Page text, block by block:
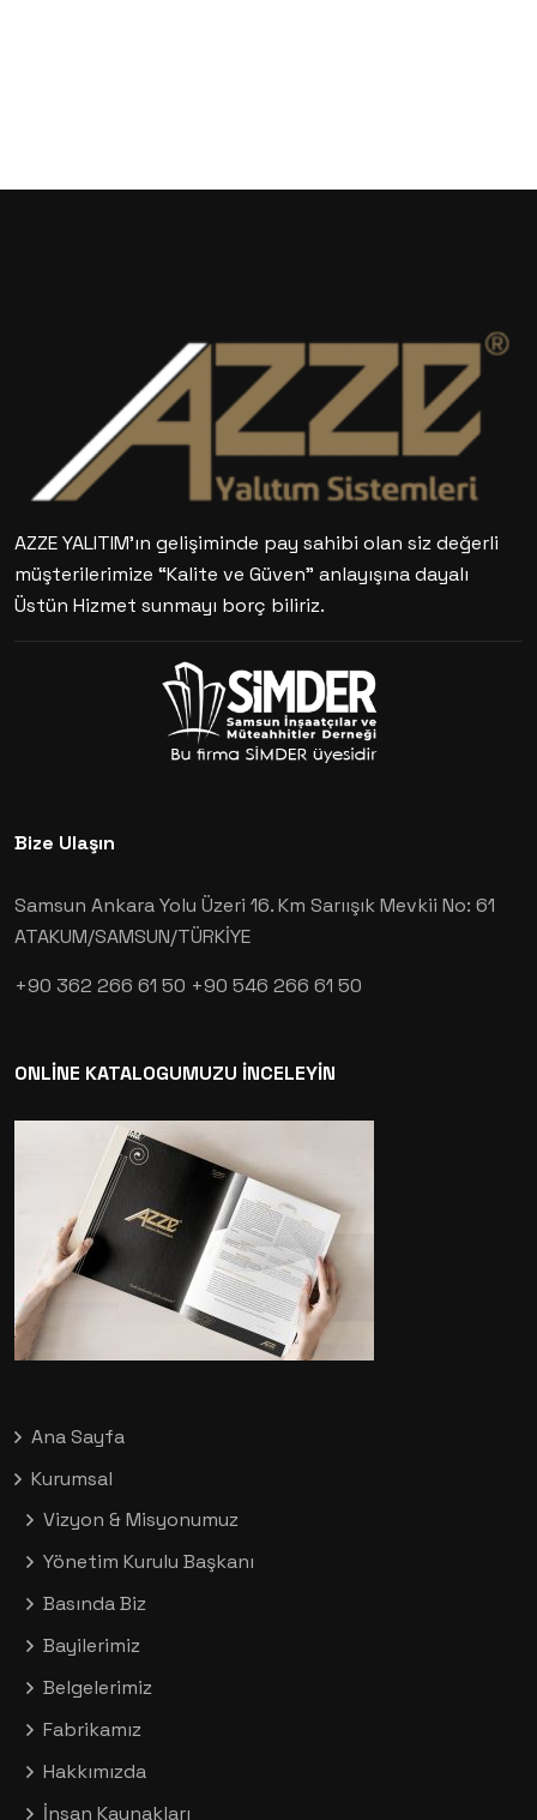
AZZE YALITIM’ın gelişiminde pay sahibi olan siz değerli
müşterilerimize “Kalite ve Güven” anlayışına dayalı
Üstün Hizmet sunmayı borç biliriz.
Bize Ulaşın
Samsun Ankara Yolu Üzeri 16. Km Sarıışık Mevkii No: 61
ATAKUM/SAMSUN/TÜRKİYE
+90 362 266 61 50 +90 546 266 61 50
ONLİNE KATALOGUMUZU İNCELEYİN
Ana Sayfa
Kurumsal
Vizyon & Misyonumuz
Yönetim Kurulu Başkanı
Basında Biz
Bayilerimiz
Belgelerimiz
Fabrikamız
Hakkımızda
İnsan Kaynakları